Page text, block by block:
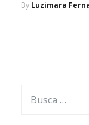
By Luzimara